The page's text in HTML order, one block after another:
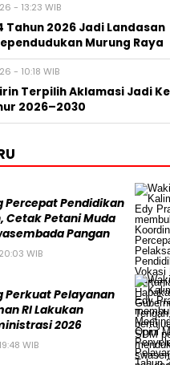
- 13:23 WIB
Tahun 2026 Jadi Landasan
Murung Raya
- 10:18 WIB
Terpilih Aklamasi Jadi
2026–2030
Percepat Pendidikan
Cetak Petani Muda
Pangan
WIB
Perkuat Pelayanan
RI Lakukan
2026
WIB